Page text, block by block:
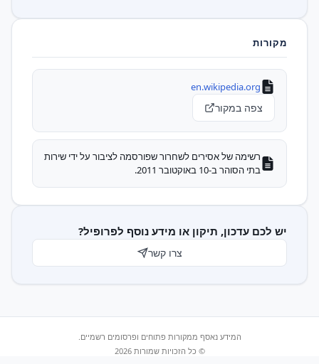
מקורות
en.wikipedia.org
צפה במקור
רשימה של אסירים לשחרור שפורסמה לציבור על ידי שירות
בתי הסוהר ב-10 באוקטובר 2011.
יש לכם עדכון, תיקון או מידע נוסף לפרופיל?
צרו קשר
המידע נאסף ממקורות פתוחים ופרסומים רשמיים.
© כל הזכויות שמורות 2026